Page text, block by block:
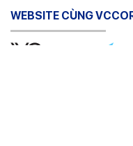
WEBSITE CÙNG